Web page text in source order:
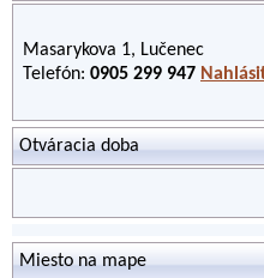
Masarykova 1, Lučenec
Telefón: 0905 299 947
Otváracia doba
Miesto na mape